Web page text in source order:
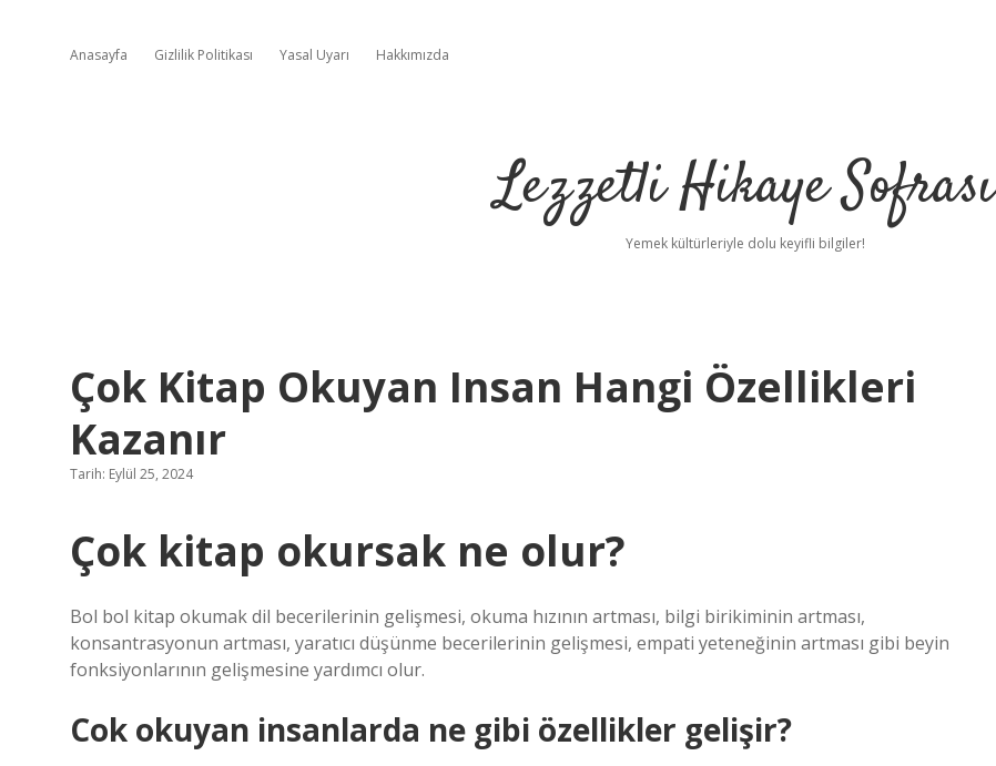
Anasayfa Gizlilik Politikası Yasal Uyarı Hakkımızda
Lezzetli Hikaye Sofrası
Yemek kültürleriyle dolu keyifli bilgiler!
Çok Kitap Okuyan Insan Hangi Özellikleri
Kazanır
Tarih: Eylül 25, 2024
Çok kitap okursak ne olur?
Bol bol kitap okumak dil becerilerinin gelişmesi, okuma hızının artması, bilgi birikiminin artması,
konsantrasyonun artması, yaratıcı düşünme becerilerinin gelişmesi, empati yeteneğinin artması gibi beyin
fonksiyonlarının gelişmesine yardımcı olur.
Cok okuyan insanlarda ne gibi özellikler gelişir?